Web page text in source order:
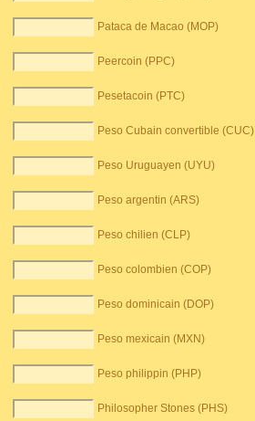
Pataca de Macao (MOP)
Peercoin (PPC)
Pesetacoin (PTC)
Peso Cubain convertible (CUC)
Peso Uruguayen (UYU)
Peso argentin (ARS)
Peso chilien (CLP)
Peso colombien (COP)
Peso dominicain (DOP)
Peso mexicain (MXN)
Peso philippin (PHP)
Philosopher Stones (PHS)